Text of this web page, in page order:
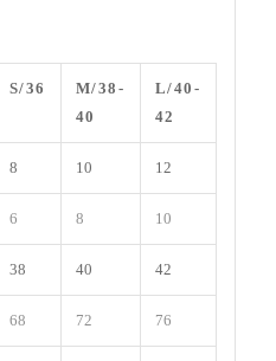
S/36
M/38-
40
L/40-
42
8 10 12
6 8 10
38 40 42
68 72 76